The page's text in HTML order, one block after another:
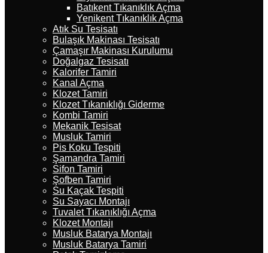
Batıkent Tıkanıklık Açma
Yenikent Tıkanıklık Açma
Atık Su Tesisatı
Bulaşık Makinası Tesisatı
Çamaşır Makinası Kurulumu
Doğalgaz Tesisatı
Kalorifer Tamiri
Kanal Açma
Klozet Tamiri
Klozet Tıkanıklığı Giderme
Kombi Tamiri
Mekanik Tesisat
Musluk Tamiri
Pis Koku Tespiti
Şamandra Tamiri
Sifon Tamiri
Şofben Tamiri
Su Kaçak Tespiti
Su Sayacı Montajı
Tuvalet Tıkanıklığı Açma
Klozet Montajı
Musluk Batarya Montajı
Musluk Batarya Tamiri